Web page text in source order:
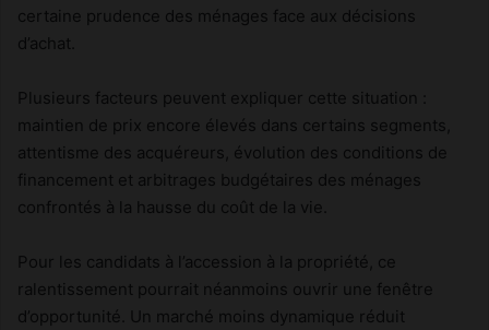
certaine prudence des ménages face aux décisions
d’achat.
Plusieurs facteurs peuvent expliquer cette situation :
maintien de prix encore élevés dans certains segments,
attentisme des acquéreurs, évolution des conditions de
financement et arbitrages budgétaires des ménages
confrontés à la hausse du coût de la vie.
Pour les candidats à l’accession à la propriété, ce
ralentissement pourrait néanmoins ouvrir une fenêtre
d’opportunité. Un marché moins dynamique réduit